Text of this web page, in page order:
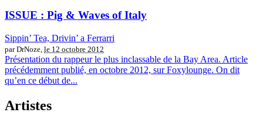
ISSUE : Pig & Waves of Italy
Sippin’ Tea, Drivin’ a Ferrarri
par DrNoze, le 12 octobre 2012
Présentation du rappeur le plus inclassable de la Bay Area. Article
précédemment publié, en octobre 2012, sur Foxylounge. On dit
qu’en ce début de...
Artistes